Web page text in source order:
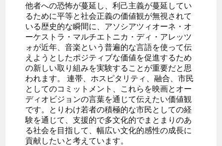
他者への恐怖が蔓延し、利己主義が蔓延してい
るために平等と社会正義の価値観が無視されて
いる歴史的な瞬間に、アソシアツィオーネ・オ
ーケストラ・マルチエトニカ・ディ・アレッツ
ォが近年、音楽という普遍的な言語を使って伝
えようとしたポジティブな価値を促進するため
の新しい取り組みを実験することが重要だと思
われます。 連帯、ホスピタリティ、融合、市民
としてのコミットメント、これらを映画とオー
ディオビジョンの言葉を通じて伝えたい価値観
です。とりわけ若者の積極的な市民としての経
験を通じて、支援的で多文化的でまとまりのあ
る社会を目指して、幅広い文化的感性の成長に
貢献したいと考えています。